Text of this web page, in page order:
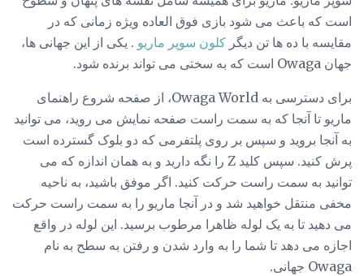
است که باعث می شود بازی فوق العاده ویژه زمانی که در
مقایسه با ده ها تن دیگر کلون سوپر ماریو . یکی از این جهانی ها،
جهان Owaga است که به سختی می تواند برنده شود.
برای دسترسی به Owaga World، از صفحه شروع راهنمای
ماریو تا آنجا که به سمت راست صفحه نمایش می روید، می توانید
به آنجا بروید و سپس بر روی پلتفرمی که دو بلوک گسترده است
پرش کنید. سپس کلید Z را نگه دارید و به همان اندازه که می
توانید به سمت راست حرکت کنید. اگر موفق باشید، به ناحیه
مخفی منتقل خواهید شد و در آنجا ماریو را به سمت راست حرکت
می دهید تا به یک لوله ظاهرا مرطوب برسید. این لوله در واقع
اجازه می دهد تا شما را به وارد شدن و رفتن به سطح به نام
Owaga جهانی.